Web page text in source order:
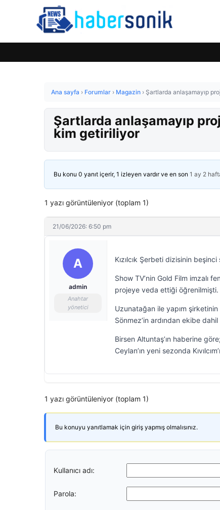
Ana sayfa › Forumlar › Magazin › Şartlarda anlaşamayıp
Şartlarda anlaşamayıp
kim getiriliyor
Bu konu 0 yanıt içerir, 1 izleyen vardır ve en son 1 ay 2
1 yazı görüntüleniyor (toplam 1)
21/06/2026: 6:50 pm
A
admin
Anahtar
yönetici
Kızılcık Şerbeti dizisinin
Show TV’nin Gold Film imzalı
projeye veda ettiği öğrenilmişti.
Uzunatağan ile yapım şirketinin
Sönmez’in ardından ekibe
Birsen Altuntaş’ın haberine
Ceylan’ın yeni sezonda
1 yazı görüntüleniyor (toplam 1)
Bu konuyu yanıtlamak için giriş yapmış olmalısınız.
Kullanıcı adı:
Parola: